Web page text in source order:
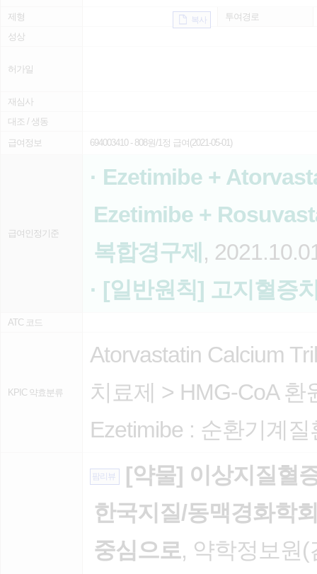
제형 복사
투여경로
성상
허가일
재심사
대조 / 생동
급여정보
694003410- 808원/1정 급여(2021-05-01)
급여인정기준
· Ezetimibe +
Ezetimibe +
복합경구제 ,
· [일반원칙] 고지혈증
ATC 코드
KPIC 약효분류
Atorvastatin Calcium
치료제 > HMG-CoA 환
Ezetimibe : 순환기계질
팜리뷰
[약물] 이상지질혈
한국지질/동맥경화학
중심으로, 약학정보원